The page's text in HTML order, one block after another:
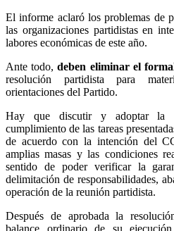
El informe aclaró los problemas de
las organizaciones partidistas en
labores económicas de este año.
Ante todo,deben eliminar el
resolución partidista para
orientaciones del Partido.
Hay que discutir y adoptar la
cumplimiento de las tareas
de acuerdo con la intención del
amplias masas y las condiciones
sentido de poder verificar la
delimitación de responsabilidades,
operación de la reunión partidista.
Después de aprobada la
balance ordinario de su